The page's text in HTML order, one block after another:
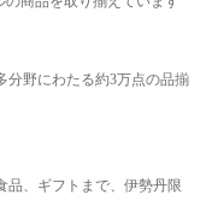
分野にわたる約3万点の品揃
品、ギフトまで、伊勢丹限